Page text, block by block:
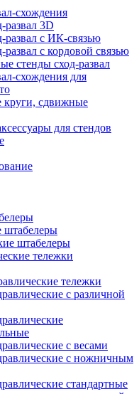
схождения
развал 3D
развал с ИК-связью
с кордовой связью
стенды сход-развал
схождения для
круги, сдвижные
для стендов
штабелеры
штабелеры
тележки
тележки
с различной
с весами
с ножничным
стандартные